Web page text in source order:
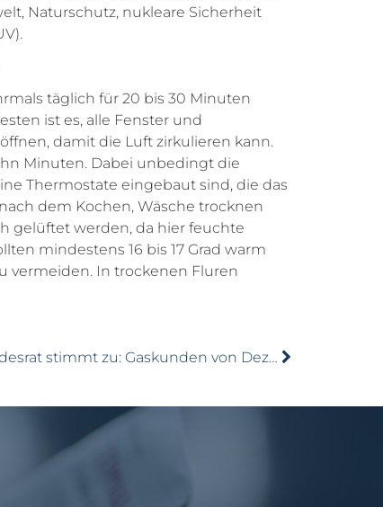
Naturschutz, nukleare Sicherheit
täglich für 20 bis 30 Minuten
ist es, alle Fenster und
damit die Luft zirkulieren kann.
Minuten. Dabei unbedingt die
Thermostate eingebaut sind, die das
dem Kochen, Wäsche trocknen
gelüftet werden, da hier feuchte
mindestens 16 bis 17 Grad warm
vermeiden. In trockenen Fluren
Bundesrat stimmt zu: Gaskunden von Dezember-Abschlag befreit